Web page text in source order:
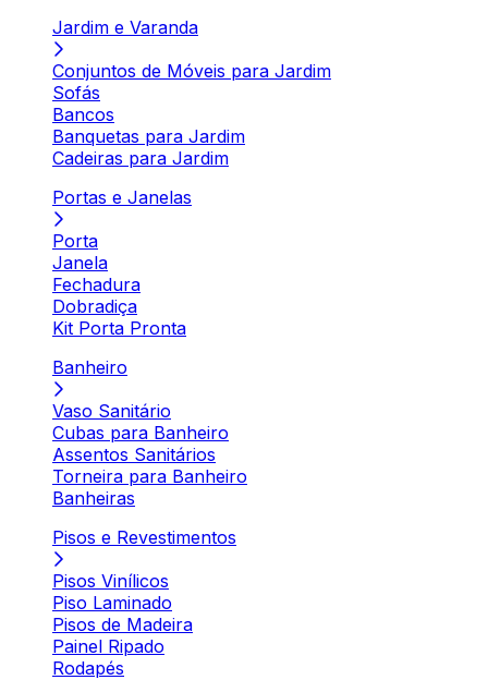
Jardim e Varanda
Conjuntos de Móveis para Jardim
Sofás
Bancos
Banquetas para Jardim
Cadeiras para Jardim
Portas e Janelas
Porta
Janela
Fechadura
Dobradiça
Kit Porta Pronta
Banheiro
Vaso Sanitário
Cubas para Banheiro
Assentos Sanitários
Torneira para Banheiro
Banheiras
Pisos e Revestimentos
Pisos Vinílicos
Piso Laminado
Pisos de Madeira
Painel Ripado
Rodapés